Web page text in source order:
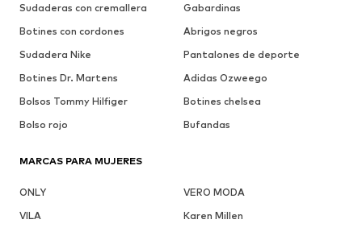
Sudaderas con cremallera
Gabardinas
Botines con cordones
Abrigos negros
Sudadera Nike
Pantalones de deporte
Botines Dr. Martens
Adidas Ozweego
Bolsos Tommy Hilfiger
Botines chelsea
Bolso rojo
Bufandas
MARCAS PARA MUJERES
ONLY
VERO MODA
VILA
Karen Millen